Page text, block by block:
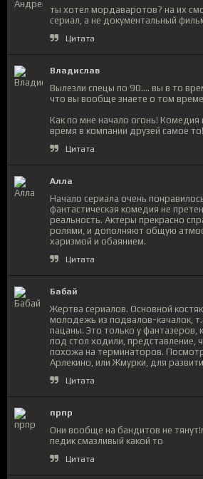
ты хотел мордаваротов? на их
сериал, а не документальный
Цитата
Владислав
Вылезли спецы по 90.... вы в то
что вы вообще знаете о том
Как по мне начало огонь! Комедия
время в компании друзей самое
Цитата
Алла
Начало сериала очень
фантастическая комедия не
реальность. Актеры прекрасно
ролями, и дополняют общую
харизмой и обаянием.
Цитата
Бабай
Жертва сериалов. Основной
молодежь из подвалов-качалок,
пацаны. Это только у
под стол ходили, представление,
похожа на терминаторов.
Арлекино, или Жмурки, для
Цитата
прпр
Они вообще на бандитов не
педик смазливый какой то
Цитата